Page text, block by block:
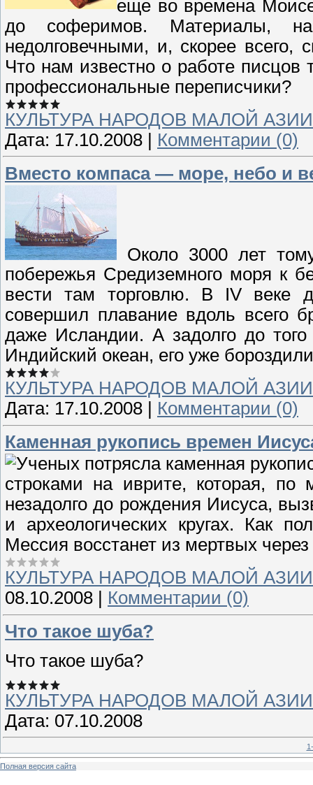
еще во времена
до соферимов. Материалы,
недолговечными, и, скорее всего,
Что нам известно о работе
профессиональные переписчики?
КУЛЬТУРА НАРОДОВ МАЛОЙ АЗИИ
Дата: 17.10.2008
Комментарии (0)
Вместо компаса — море, небо и
Около 3000 лет
побережья Средиземного моря к
вести там торговлю. В IV веке
совершил плавание вдоль всего
даже Исландии. А задолго до
Индийский океан, его уже
КУЛЬТУРА НАРОДОВ МАЛОЙ АЗИИ
Дата: 17.10.2008
Комментарии (0)
Каменная рукопись времен
строками на иврите, которая, по
незадолго до рождения Иисуса,
и археологических кругах. Как
Мессия восстанет из мертвых
КУЛЬТУРА НАРОДОВ МАЛОЙ АЗИИ
08.10.2008
Комментарии (0)
Что такое шуба?
Что такое шуба?
КУЛЬТУРА НАРОДОВ МАЛОЙ АЗИИ
Дата: 07.10.2008
Полная версия сайта